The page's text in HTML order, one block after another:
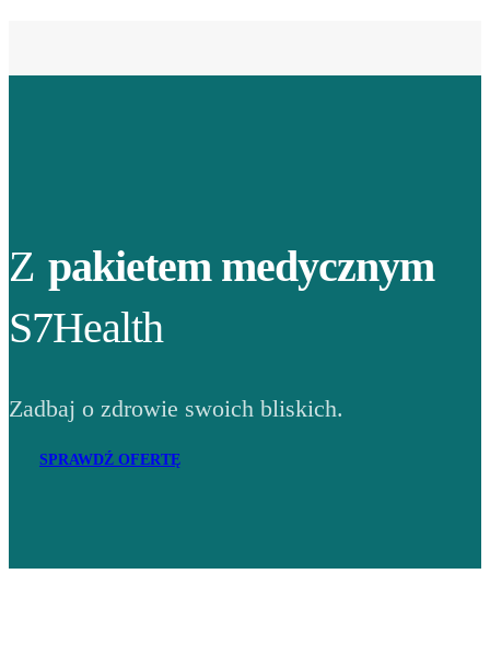
Z pakietem medycznym
S7Health
Zadbaj o zdrowie swoich bliskich.
SPRAWDŹ OFERTĘ